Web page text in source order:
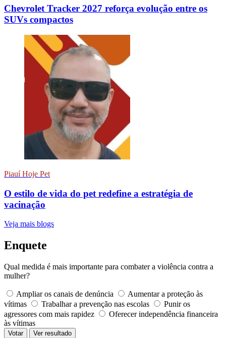
Chevrolet Tracker 2027 reforça evolução entre os
SUVs compactos
Piauí Hoje Pet
O estilo de vida do pet redefine a estratégia de
vacinação
Veja mais blogs
Enquete
Qual medida é mais importante para combater a violência contra a
mulher?
Ampliar os canais de denúncia
Aumentar a proteção às
vítimas
Trabalhar a prevenção nas escolas
Punir os
agressores com mais rapidez
Oferecer independência financeira
às vítimas
Votar Ver resultado